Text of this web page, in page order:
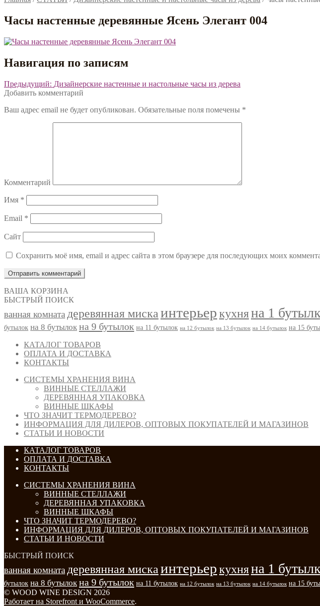
Часы настенные деревянные Ясень Элегант 004
Навигация по записям
Предыдущий: Дизайнерские настенные и настольные часы из дерева
Добавить комментарий
Ваш адрес email не будет опубликован. Обязательные поля помечены *
Комментарий
Имя *
Email *
Сайт
Сохранить моё имя, email и адрес сайта в этом браузере для последующих моих
ВАША КОРЗИНА
БЫСТРЫЙ ПОИСК
ванная комната деревянная миска интерьеркухняна 1
бутылок на 8 бутылок на 9 бутылок на 11 бутылок на 12 бутылок на 13 бутылок на 14 бутылок на 15
КАТАЛОГ ТОВАРОВ
ОПЛАТА И ДОСТАВКА
КОНТАКТЫ
СИСТЕМЫ ХРАНЕНИЯ ВИНА
ВИННЫЕ СТЕЛЛАЖИ
ДЕРЕВЯННАЯ УПАКОВКА
ВИННЫЕ ШКАФЫ
ЧТО ЗНАЧИТ ТЕРМОДЕРЕВО?
ИНФОРМАЦИЯ ДЛЯ ДИЛЕРОВ, ОПТОВЫХ ПОКУПАТЕЛЕЙ И МАГАЗИНОВ
СТАТЬИ И НОВОСТИ
КАТАЛОГ ТОВАРОВ
ОПЛАТА И ДОСТАВКА
КОНТАКТЫ
СИСТЕМЫ ХРАНЕНИЯ ВИНА
ВИННЫЕ СТЕЛЛАЖИ
ДЕРЕВЯННАЯ УПАКОВКА
ВИННЫЕ ШКАФЫ
ЧТО ЗНАЧИТ ТЕРМОДЕРЕВО?
ИНФОРМАЦИЯ ДЛЯ ДИЛЕРОВ, ОПТОВЫХ ПОКУПАТЕЛЕЙ И МАГАЗИНОВ
СТАТЬИ И НОВОСТИ
БЫСТРЫЙ ПОИСК
ванная комната деревянная миска интерьеркухняна 1
бутылок на 8 бутылок на 9 бутылок на 11 бутылок на 12 бутылок на 13 бутылок на 14 бутылок на 15
© WOOD WINE DESIGN 2026
Работает на Storefront и WooCommerce.